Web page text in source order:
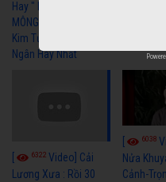
Hay " BỂ HẬN MÊNH
MÔNG " Cải Lương
Kim Tử Long, Thanh
Ngân Hay Nhất
6322 Video] Cải
Lương Xưa : Rồi 30
6038
Nửa
Cảnh-